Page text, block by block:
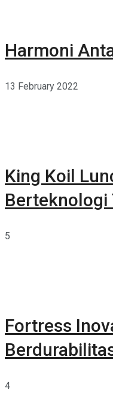
Harmoni
13 February 2022
King Koil
Berteknologi
5
Fortress
4